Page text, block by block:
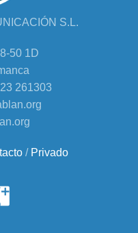
S.L.
50 1D
261303
/ Privado